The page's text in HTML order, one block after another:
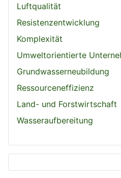
Luftqualität
Resistenzentwicklung
Komplexität
Umweltorientierte
Grundwasserneubildung
Ressourceneffizienz
Land- und Forstwirtschaft
Wasseraufbereitung